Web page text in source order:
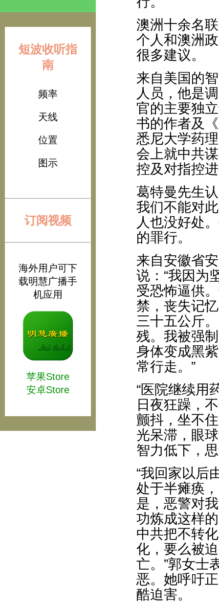
短波收听指
南
频率
天线
位置
图示
订阅视频
海外用户可下
载明慧广播手
机应用
苹果Store
安卓Store
澳洲十余名
个人和澳洲
很多建议。
来自美国的
人员，他是
官的主要独
书的作者及
悉尼大学药
会上就中共
控及对指控
葛特曼先生
我们不能对
人也没好处
的罪行。
来自安徽省
说：“我因为
受恐怖逼供
禁，丧失记
三十五公斤
残。我被强
身体变成黑
常行走。”
“医院继续用
日夜狂躁，
颤抖，坐不
光呆滞，眼
智力低下，
“我回家以后
处于半瘫痪
是，恶警对
功炼成这样
中共把不转
化，要么被
亡。”郭女士
恶。她呼吁
酷迫害。